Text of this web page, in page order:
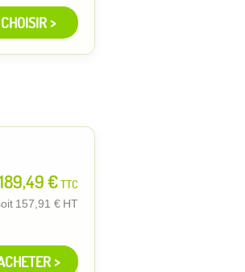
CHOISIR >
189,49 €TTC
157,91 € HT
>